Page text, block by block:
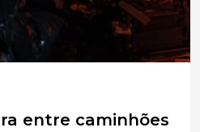
caminhões